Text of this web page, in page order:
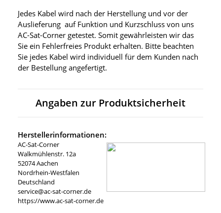
Jedes Kabel wird nach der Herstellung und vor der
Auslieferung auf Funktion und Kurzschluss von uns
AC-Sat-Corner getestet. Somit gewährleisten wir das
Sie ein Fehlerfreies Produkt erhalten. Bitte beachten
Sie jedes Kabel wird individuell für dem Kunden nach
der Bestellung angefertigt.
Angaben zur Produktsicherheit
Herstellerinformationen:
AC-Sat-Corner
Walkmühlenstr. 12a
52074 Aachen
Nordrhein-Westfalen
Deutschland
service@ac-sat-corner.de
https://www.ac-sat-corner.de